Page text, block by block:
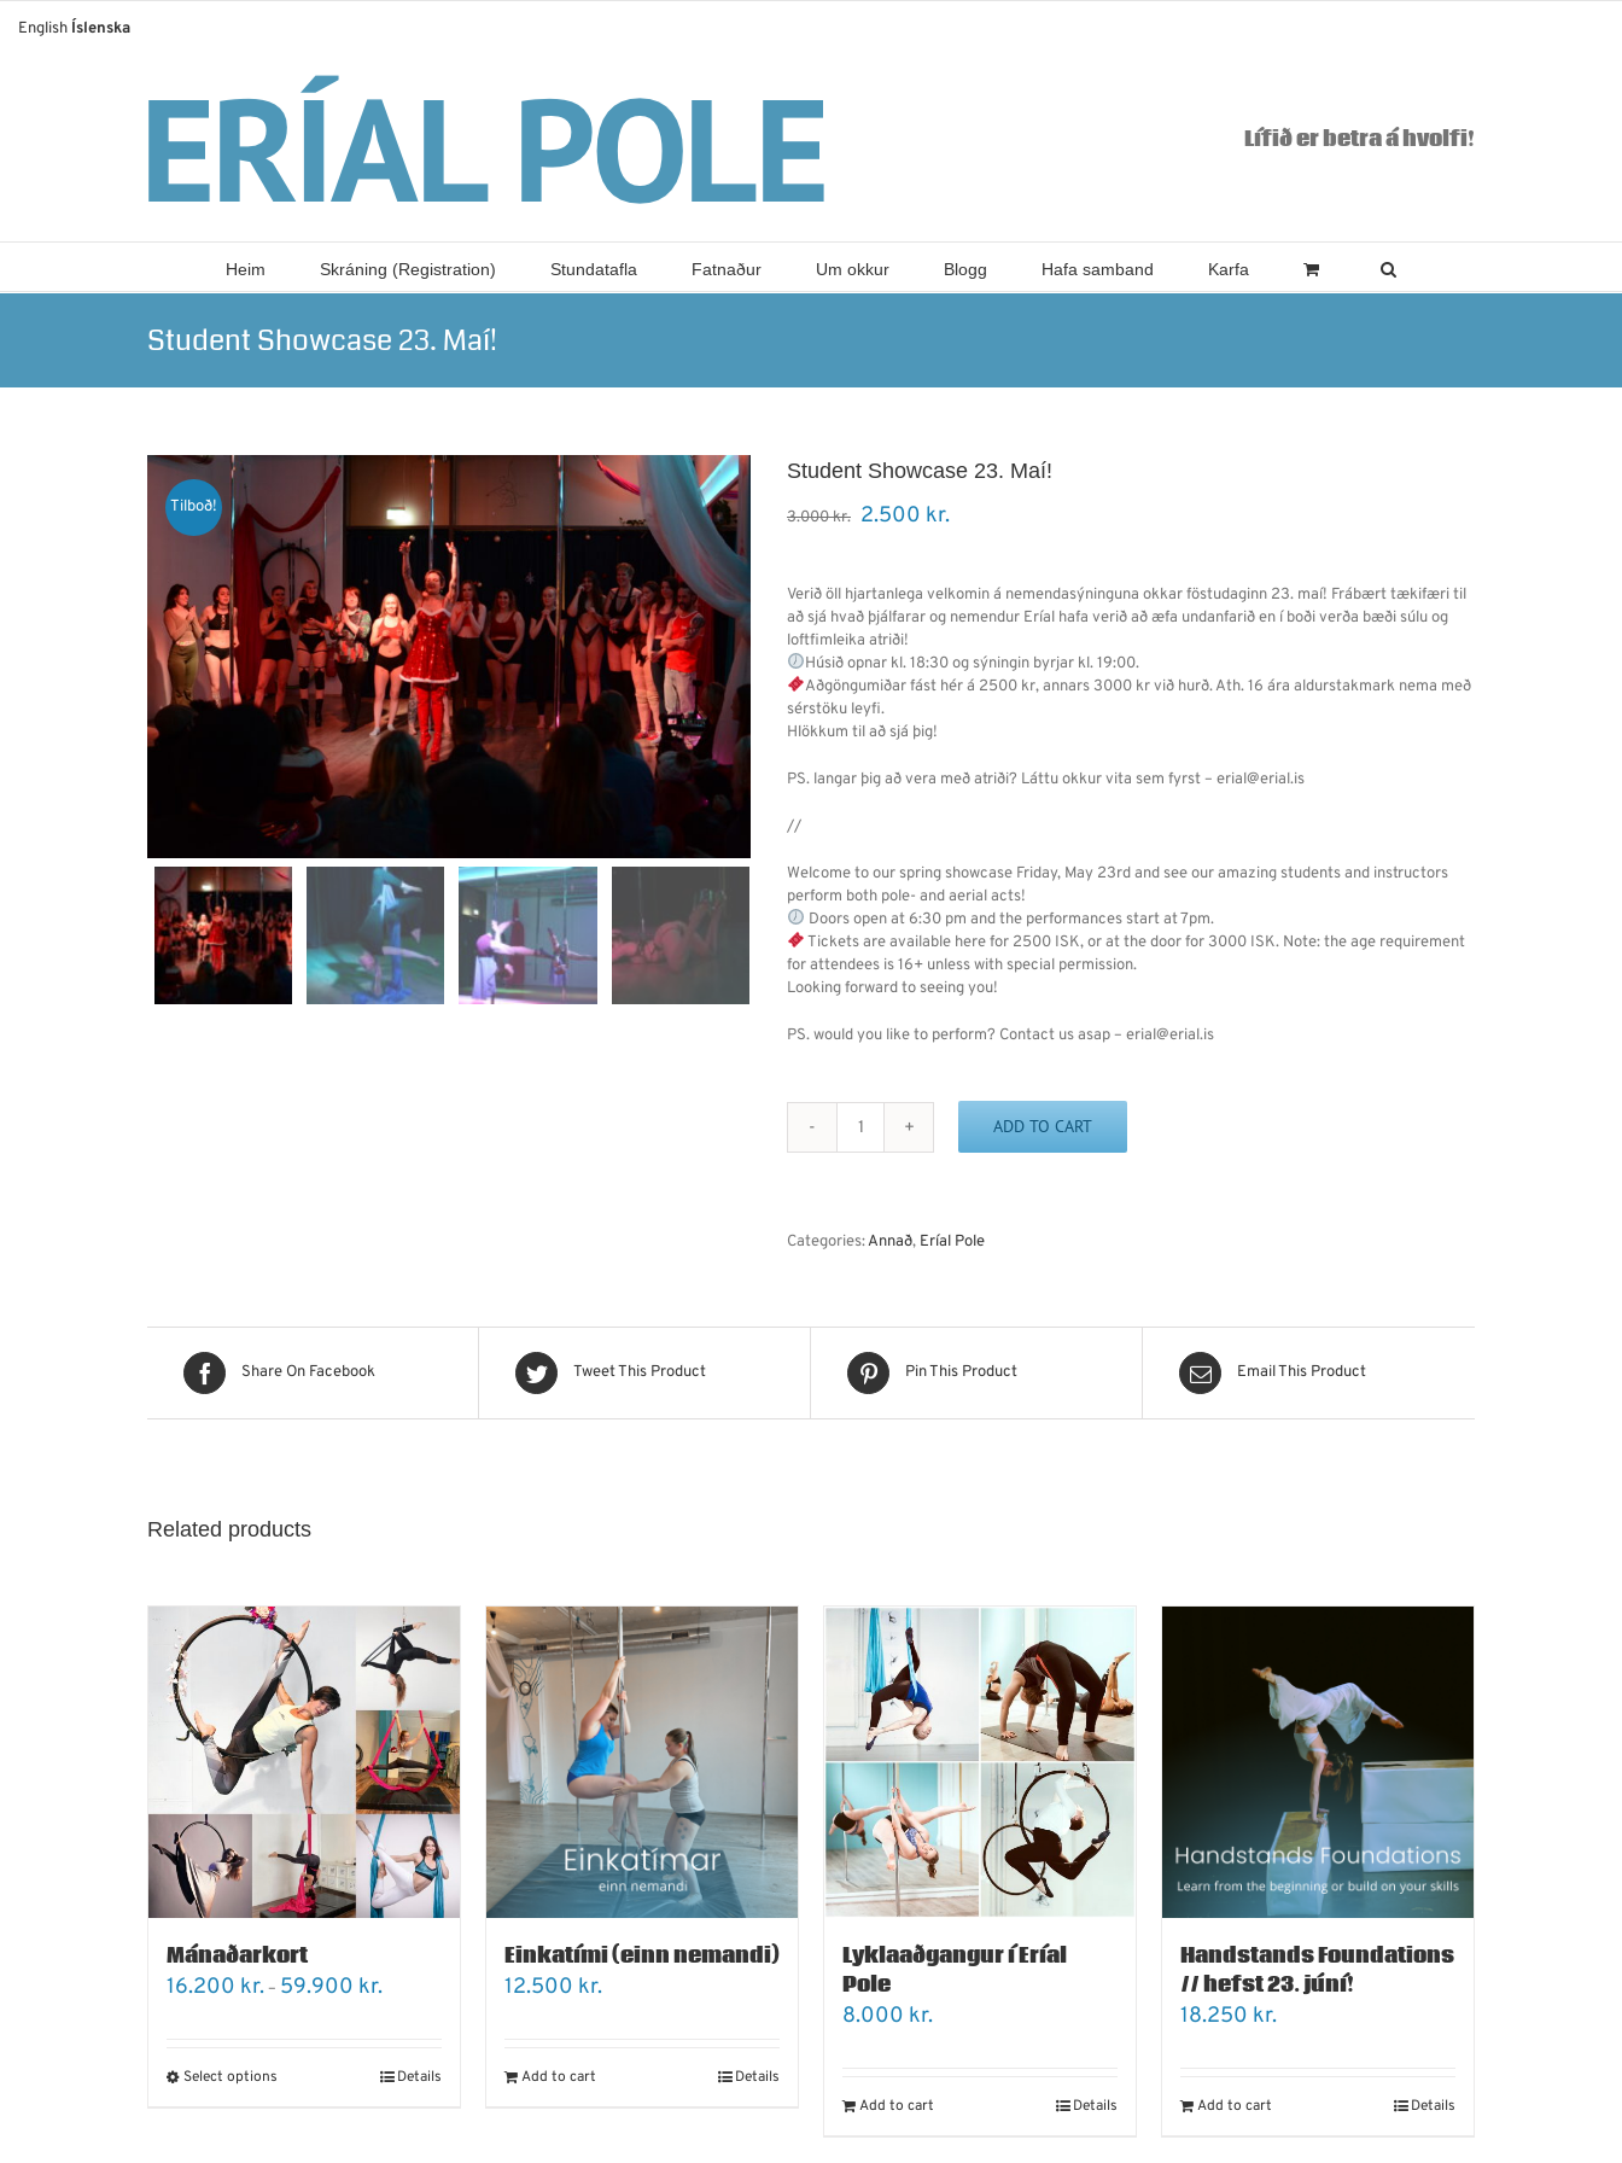
Lífið er betra á hvolfi!
Heim Skráning (Registration) Stundatafla Fatnaður Um okkur Blogg Hafa samband Karfa
Student Showcase 23. Maí!
Tilboð!
Student Showcase 23. Maí!
3.000kr. Original
2.500 kr.
Verið öll hjartanlega velkomin á nemendasýninguna okkar föstudaginn 23. maí! Frábært tækifæri til
að sjá hvað þjálfarar og nemendur Eríal hafa verið að æfa undanfarið en í boði verða bæði súlu og
loftfimleika atriði!
Húsið opnar kl. 18:30 og sýningin byrjar kl. 19:00.
Aðgöngumiðar fást hér á 2500 kr, annars 3000 kr við hurð. Ath. 16 ára aldurstakmark nema með
sérstöku leyfi.
Hlökkum til að sjá þig!
PS. langar þig að vera með atriði? Láttu okkur vita sem fyrst – erial@erial.is
//
Welcome to our spring showcase Friday, May 23rd and see our amazing students and instructors
perform both pole- and aerial acts!
Doors open at 6:30 pm and the performances start at 7pm.
Tickets are available here for 2500 ISK, or at the door for 3000 ISK. Note: the age requirement
for attendees is 16+ unless with special permission.
Looking forward to seeing you!
PS. would you like to perform? Contact us asap – erial@erial.is
Student
Showcase
ADD TO CART
Categories:Annað, Eríal Pole
Share On Facebook Tweet This Product Pin This Product Email This Product
Related products
Mánaðarkort
16.200 kr.– 59.900 kr.
59.900 kr.
Select options Details
Einkatími (einn nemandi)
12.500 kr.
Add to cart Details
Lyklaaðgangur í Eríal
Pole
8.000 kr.
Add to cart Details
Handstands Foundations
// hefst 23. júní!
18.250 kr.
Add to cart Details
English Íslenska